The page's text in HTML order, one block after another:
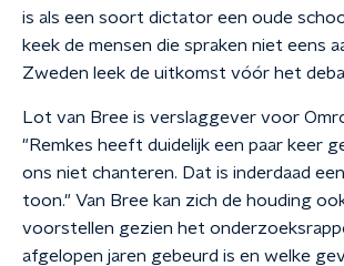
is als een soort dictator een oude
keek de mensen die spraken niet eens
Zweden leek de uitkomst vóór het
Lot van Bree is verslaggever voor
"Remkes heeft duidelijk een paar keer
ons niet chanteren. Dat is inderdaad
toon." Van Bree kan zich de houding
voorstellen gezien het
afgelopen jaren gebeurd is en welke